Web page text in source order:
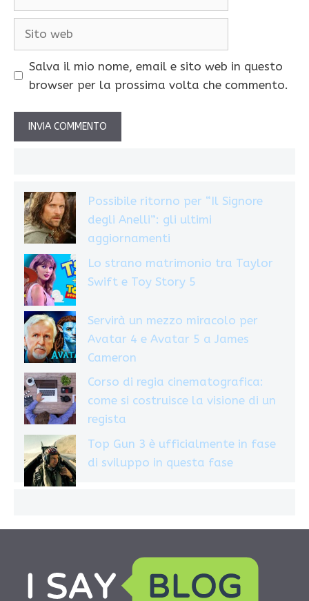
Salva il mio nome, email e sito web in questo
browser per la prossima volta che commento.
Possibile ritorno per “Il Signore
degli Anelli”: gli ultimi
aggiornamenti
Lo strano matrimonio tra Taylor
Swift e Toy Story 5
Servirà un mezzo miracolo per
Avatar 4 e Avatar 5 a James
Cameron
Corso di regia cinematografica:
come si costruisce la visione di un
regista
Top Gun 3 è ufficialmente in fase
di sviluppo in questa fase